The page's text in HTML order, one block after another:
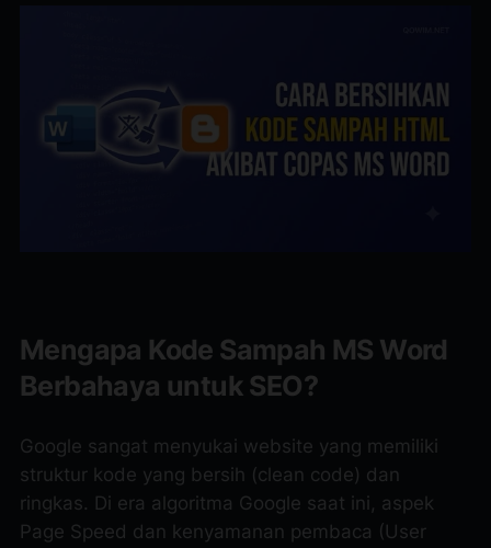
Mengapa Kode Sampah MS Word
Berbahaya untuk SEO?
Google sangat menyukai website yang memiliki
struktur kode yang bersih (clean code) dan
ringkas. Di era algoritma Google saat ini, aspek
Page Speed dan kenyamanan pembaca (User